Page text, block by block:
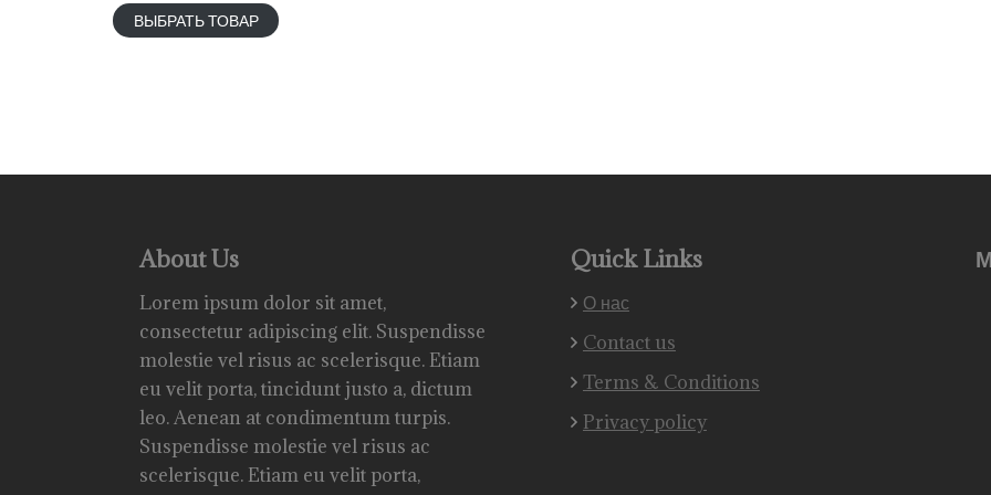
ВЫБРАТЬ ТОВАР
About Us
Lorem ipsum dolor sit amet,
consectetur adipiscing elit. Suspendisse
molestie vel risus ac scelerisque. Etiam
eu velit porta, tincidunt justo a, dictum
leo. Aenean at condimentum turpis.
Suspendisse molestie vel risus ac
scelerisque. Etiam eu velit porta,
Quick Links
О нас
Contact us
Terms & Conditions
Privacy policy